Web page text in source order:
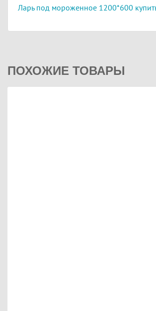
Ларь под мороженное 1200*600
ПОХОЖИЕ ТОВАРЫ